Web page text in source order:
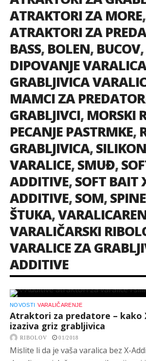
ATRAKTORI ZA MORE,
ATRAKTORI ZA
BASS, BOLEN, BUCOV,
DIPOVANJE VARALICA
GRABLJIVICA
MAMCI ZA
GRABLJIVCI, MORSKI
PECANJE PASTRMKE,
GRABLJIVICA,
VARALICE,SMUĐ,
ADDITIVE,SOFT BAIT
ADDITIVE,SOM,
ŠTUKA,
VARALIČARSKI
VARALICE ZA
ADDITIVE
NOVOSTI VARALIČARENJE
Atraktori za predatore – kako
izaziva griz grabljivica
RIBOLOV 01/2018
Mislite li da je vaša varalica bez X-